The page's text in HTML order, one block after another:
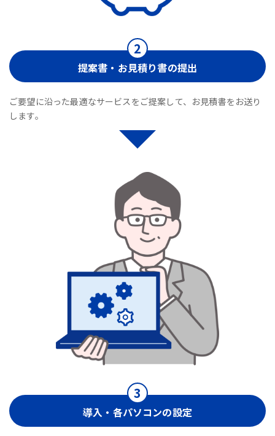
提案書・お見積り書の提出
ご要望に沿った最適なサービスをご提案して、お見積書をお送り
します。
導入・各パソコンの設定